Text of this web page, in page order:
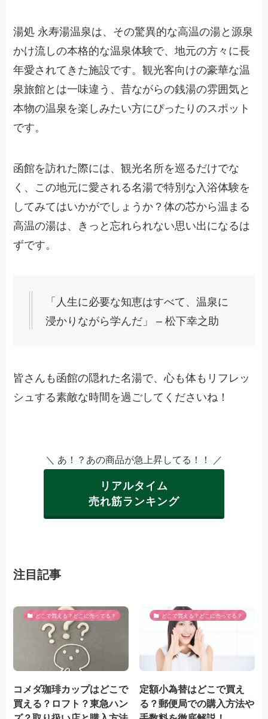
湯処 永寿湯温泉は、その驚異的な高温の湯と源泉
かけ流しの本格的な温泉体験で、地元の方々に長
年愛されてきた施設です。観光客向けの豪華な温
泉旅館とは一味違う、昔ながらの銭湯の雰囲気と
本物の温泉を楽しみたい方にぴったりのスポット
です。
函館を訪れた際には、観光名所を巡るだけでな
く、この地元に愛される名湯で特別な入浴体験を
してみてはいかがでしょうか？体の芯から温まる
高温の湯は、きっと忘れられない思い出になるは
ずです。
「人生に必要な知恵はすべて、温泉に
浸かりながら学んだ」 – 松下幸之助
皆さんも函館の隠れた名湯で、心も体もリフレッ
シュする素敵な時間を過ごしてくださいね！
＼ あ！？あの商品が急上昇してる！！ ／
リアルタイム
売れ筋ランキング
注目記事
どこで買える？どこに売ってる？
コメダ珈琲カップはどこで
買える？ロフト？東急ハン
どこで買える？どこに売ってる？
定額小為替はどこで買え
る？郵便局での購入方法や